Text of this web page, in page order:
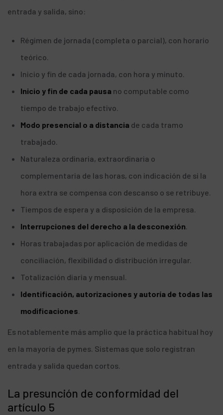
entrada y salida, sino:
Régimen de jornada (completa o parcial), con horario
teórico.
Inicio y fin de cada jornada, con hora y minuto.
Inicio y fin de cada pausa no computable como
tiempo de trabajo efectivo.
Modo presencial o a distancia de cada tramo
trabajado.
Naturaleza ordinaria, extraordinaria o
complementaria de las horas, con indicación de si la
hora extra se compensa con descanso o se retribuye.
Tiempos de espera y a disposición de la empresa.
Interrupciones del derecho a la desconexión.
Horas trabajadas por aplicación de medidas de
conciliación, flexibilidad o distribución irregular.
Totalización diaria y mensual.
Identificación, autorizaciones y autoría de todas las
modificaciones.
Es notablemente más amplio que la práctica habitual hoy
en la mayoría de pymes. Sistemas que solo registran
entrada y salida quedan cortos.
La presunción de conformidad del
artículo 5